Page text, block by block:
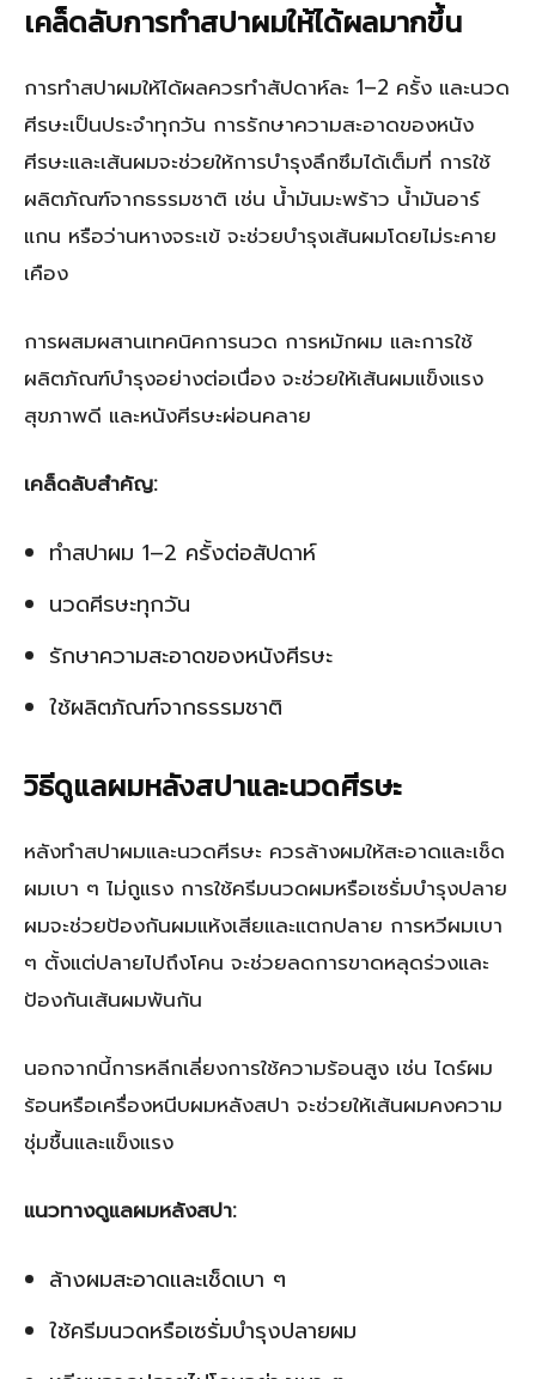
เคล็ดลับการทำสปาผมให้ได้ผลมากขึ้น
การทำสปาผมให้ได้ผลควรทำสัปดาห์ละ 1–2 ครั้ง และนวด
ศีรษะเป็นประจำทุกวัน การรักษาความสะอาดของหนัง
ศีรษะและเส้นผมจะช่วยให้การบำรุงลึกซึมได้เต็มที่ การใช้
ผลิตภัณฑ์จากธรรมชาติ เช่น น้ำมันมะพร้าว น้ำมันอาร์
แกน หรือว่านหางจระเข้ จะช่วยบำรุงเส้นผมโดยไม่ระคาย
เคือง
การผสมผสานเทคนิคการนวด การหมักผม และการใช้
ผลิตภัณฑ์บำรุงอย่างต่อเนื่อง จะช่วยให้เส้นผมแข็งแรง
สุขภาพดี และหนังศีรษะผ่อนคลาย
เคล็ดลับสำคัญ:
ทำสปาผม 1–2 ครั้งต่อสัปดาห์
นวดศีรษะทุกวัน
รักษาความสะอาดของหนังศีรษะ
ใช้ผลิตภัณฑ์จากธรรมชาติ
วิธีดูแลผมหลังสปาและนวดศีรษะ
หลังทำสปาผมและนวดศีรษะ ควรล้างผมให้สะอาดและเช็ด
ผมเบา ๆ ไม่ถูแรง การใช้ครีมนวดผมหรือเซรั่มบำรุงปลาย
ผมจะช่วยป้องกันผมแห้งเสียและแตกปลาย การหวีผมเบา
ๆ ตั้งแต่ปลายไปถึงโคน จะช่วยลดการขาดหลุดร่วงและ
ป้องกันเส้นผมพันกัน
นอกจากนี้การหลีกเลี่ยงการใช้ความร้อนสูง เช่น ไดร์ผม
ร้อนหรือเครื่องหนีบผมหลังสปา จะช่วยให้เส้นผมคงความ
ชุ่มชื้นและแข็งแรง
แนวทางดูแลผมหลังสปา:
ล้างผมสะอาดและเช็ดเบา ๆ
ใช้ครีมนวดหรือเซรั่มบำรุงปลายผม